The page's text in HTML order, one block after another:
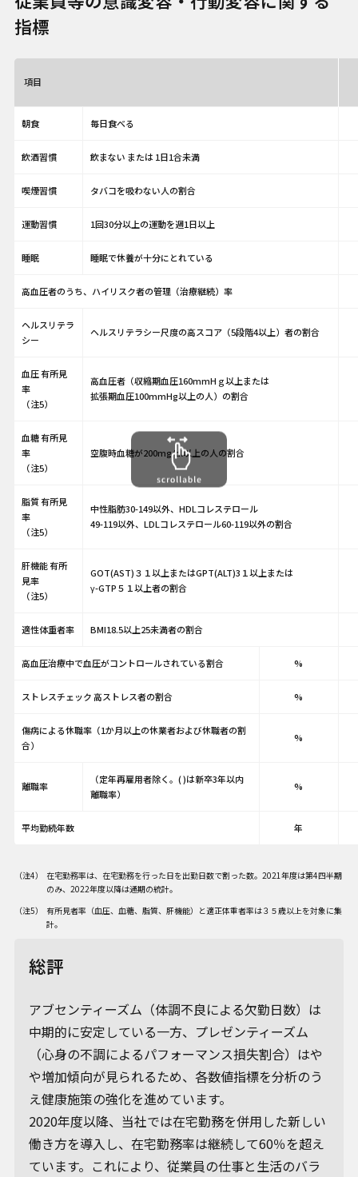
指標
項目
朝食 毎日食べる
飲酒習慣 飲まない または 1日1合未満
喫煙習慣 タバコを吸わない人の割合
運動習慣 1回30分以上の運動を週1日以上
睡眠 睡眠で休養が十分にとれている
高血圧者のうち、ハイリスク者の管理（治療継続）率
ヘルスリテラ
シー
ヘルスリテラシー尺度の高スコア（5段階4以上）者の割合
血圧 有所見
率
（注5）
高血圧者（収縮期血圧160mmHｇ以上または
拡張期血圧100mmHg以上の人）の割合
血糖 有所見
率
（注5）
空腹時血糖が200mg/dl以上の人の割合
脂質 有所見
率
（注5）
中性脂肪30-149以外、HDLコレステロール
49-119以外、LDLコレステロール60-119以外の割合
肝機能 有所
見率
（注5）
GOT(AST)３１以上またはGPT(ALT)3１以上または
γ-GTP５１以上者の割合
適性体重者率 BMI18.5以上25未満者の割合
高血圧治療中で血圧がコントロールされている割合 %
ストレスチェック 高ストレス者の割合 %
傷病による休職率（1か月以上の休業者および休職者の割
合）
%
離職率
（定年再雇用者除く。( )は新卒3年以内
離職率）
%
平均勤続年数 年
在宅勤務率は、在宅勤務を行った日を出勤日数で割った数。2021年度は第4四半期
のみ、2022年度以降は通期の統計。
有所見者率（血圧、血糖、脂質、肝機能）と適正体重者率は３５歳以上を対象に集
計。
総評
アブセンティーズム（体調不良による欠勤日数）は
中期的に安定している一方、プレゼンティーズム
（心身の不調によるパフォーマンス損失割合）はや
や増加傾向が見られるため、各数値指標を分析のう
え健康施策の強化を進めています。
2020年度以降、当社では在宅勤務を併用した新しい
働き方を導入し、在宅勤務率は継続して60％を超え
ています。これにより、従業員の仕事と生活のバラ